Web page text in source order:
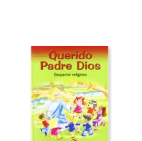
50%
dcto.